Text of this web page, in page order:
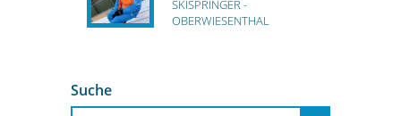
SKISPRINGER -
OBERWIESENTHAL
Suche